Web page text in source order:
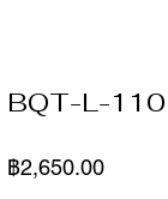
BQT-L-110
฿2,650.00ราคา